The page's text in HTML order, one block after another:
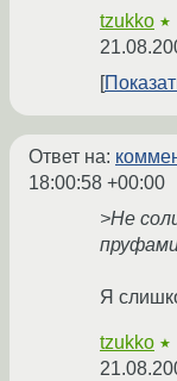
tzukko ★
Ответ на:
18:00:58 +00:00
>Не
Я
tzukko ★